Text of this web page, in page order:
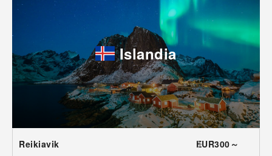
Islandia
Reikiavik EUR300～